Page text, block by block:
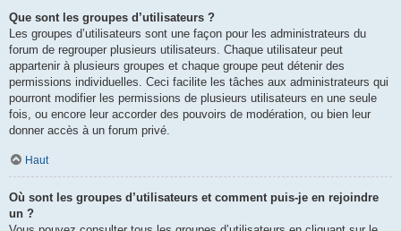
Que sont les groupes d’utilisateurs ?
Les groupes d’utilisateurs sont une façon pour les administrateurs du
forum de regrouper plusieurs utilisateurs. Chaque utilisateur peut
appartenir à plusieurs groupes et chaque groupe peut détenir des
permissions individuelles. Ceci facilite les tâches aux administrateurs qui
pourront modifier les permissions de plusieurs utilisateurs en une seule
fois, ou encore leur accorder des pouvoirs de modération, ou bien leur
donner accès à un forum privé.
Haut
Où sont les groupes d’utilisateurs et comment puis-je en rejoindre
un ?